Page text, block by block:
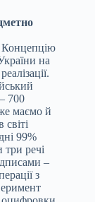
Концепцію
на
700
маємо й
99%
три речі
–
з